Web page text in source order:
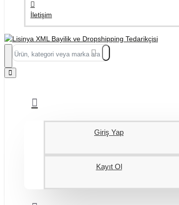
İletişim
Ürün,
kategori
veya
marka
Giriş Yap
Kayıt Ol